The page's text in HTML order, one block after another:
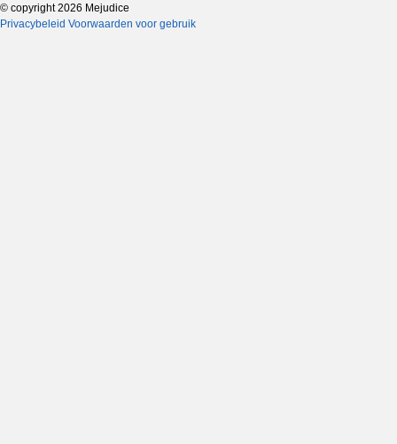
© copyright 2026 Mejudice
Privacybeleid Voorwaarden voor gebruik